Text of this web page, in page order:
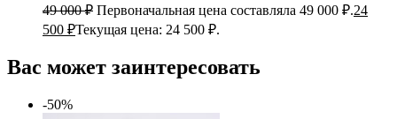
49 000₽ Первоначальная цена составляла 49 000 ₽.24
500 ₽Текущая цена: 24 500 ₽.
Вас может заинтересовать
-50%